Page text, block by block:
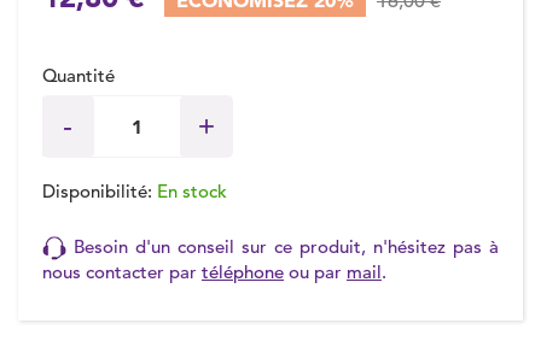
Quantité
Disponibilité: En stock
Besoin d'un conseil sur ce produit, n'hésitez pas à
nous contacter par téléphone ou par mail.